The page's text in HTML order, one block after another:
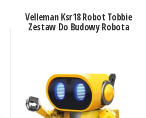
Velleman Ksr18 Robot Tobbie
Zestaw Do Budowy Robota